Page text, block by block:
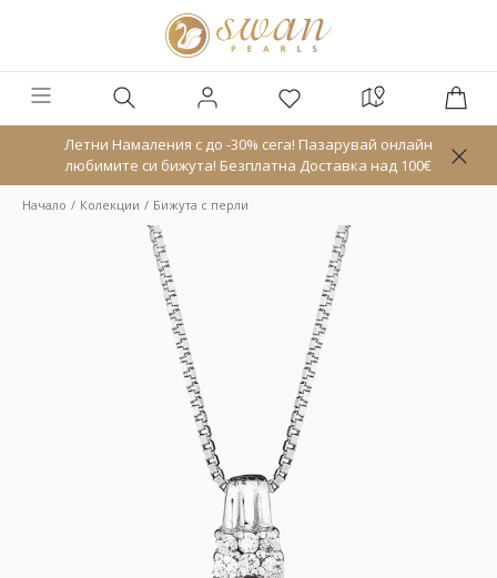
Летни Намаления с до -30% сега! Пазарувай онлайн
любимите си бижута! Безплатна Доставка над 100€
Начало Колекции Бижута с перли